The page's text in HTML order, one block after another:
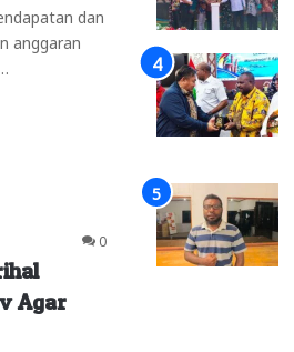
dan
anggaran
0
Agar